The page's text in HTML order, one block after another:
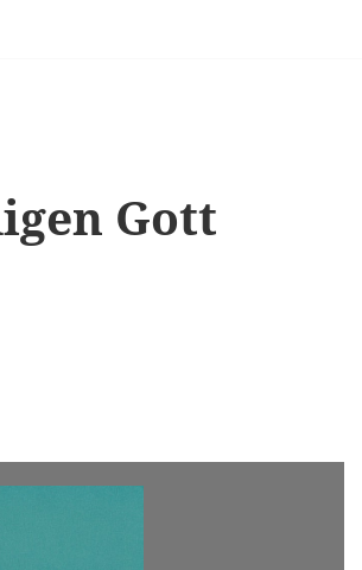
Gott